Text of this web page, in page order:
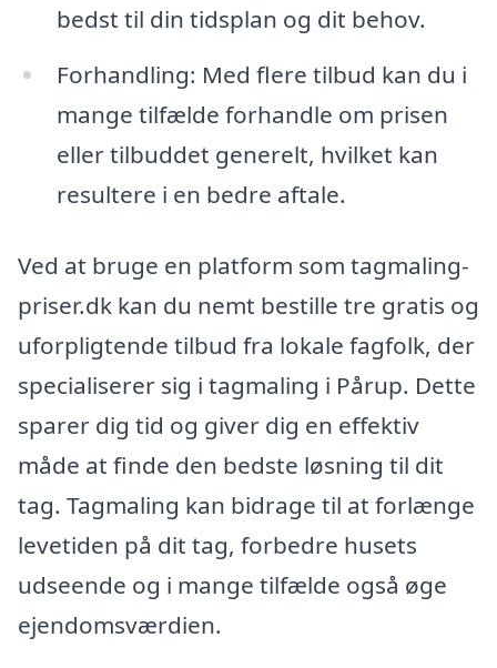
bedst til din tidsplan og dit behov.
Forhandling: Med flere tilbud kan du i
mange tilfælde forhandle om prisen
eller tilbuddet generelt, hvilket kan
resultere i en bedre aftale.
Ved at bruge en platform som tagmaling-
priser.dk kan du nemt bestille tre gratis og
uforpligtende tilbud fra lokale fagfolk, der
specialiserer sig i tagmaling i Pårup. Dette
sparer dig tid og giver dig en effektiv
måde at finde den bedste løsning til dit
tag. Tagmaling kan bidrage til at forlænge
levetiden på dit tag, forbedre husets
udseende og i mange tilfælde også øge
ejendomsværdien.